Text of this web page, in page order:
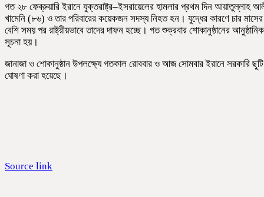
গত ২৮ ফেব্রুয়ারি ইরানে যুক্তরাষ্ট্র–ইসরায়েলের হামলার প্রথম দিন আয়াতুল্লাহ
খামেনি (৮৬) ও তার পরিবারের কয়েকজন সদস্য নিহত হন। যুদ্ধের কারণে চার মাসের
বেশি সময় পর রাষ্ট্রীয়ভাবে তাদের দাফন হচ্ছে। গত শুক্রবার শোকানুষ্ঠানের আনুষ্ঠানিক
সূচনা হয়।
জানাজা ও শোকানুষ্ঠান উপলক্ষ্যে গতকাল রোববার ও আজ সোমবার ইরানে সরকারি ছুটি
ঘোষণা করা হয়েছে।
Source link